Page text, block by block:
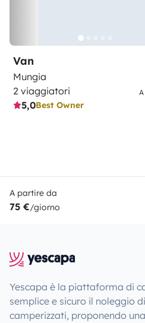
Van
Mungia
2 viaggiatori
5,0Best Owner
A partire da
75 €/giorno
Yescapa è la piattaforma di
semplice e sicuro il noleggio
camperizzati, proponendo